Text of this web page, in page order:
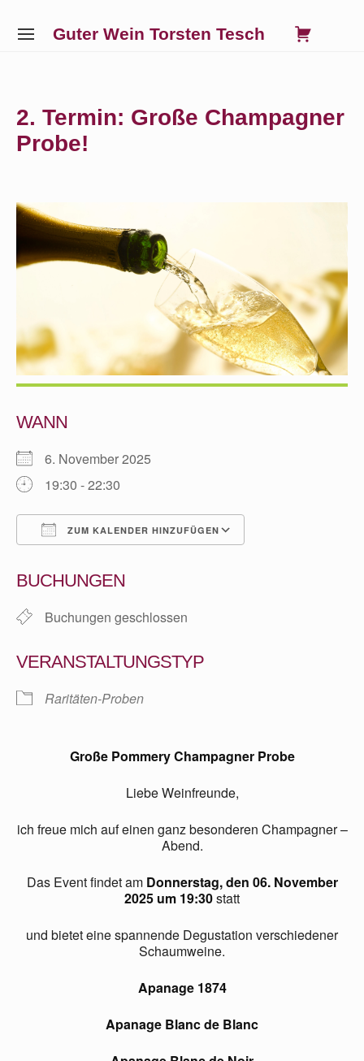
Guter Wein Torsten Tesch
SITE
2. Termin: Große Champagner
Probe!
WANN
6. November 2025
19:30 - 22:30
ZUM KALENDER HINZUFÜGEN
BUCHUNGEN
Buchungen geschlossen
VERANSTALTUNGSTYP
Raritäten-Proben
Große Pommery Champagner Probe
Liebe Weinfreunde,
ich freue mich auf einen ganz besonderen Champagner –
Abend.
Das Event findet am Donnerstag, den 06. November
2025 um 19:30statt
und bietet eine spannende Degustation verschiedener
Schaumweine.
Apanage 1874
Apanage Blanc de Blanc